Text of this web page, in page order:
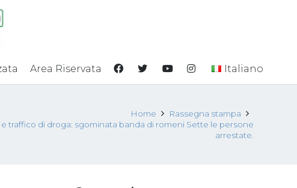
Area Riservata Italiano
Home
Rassegna stampa
traffico di droga: sgominata banda di romeni Sette le persone
arrestate.